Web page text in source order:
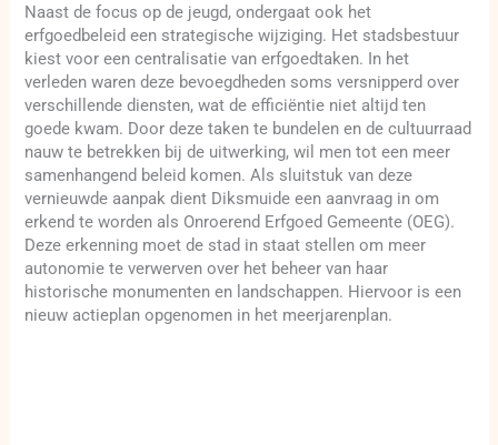
Naast de focus op de jeugd, ondergaat ook het
erfgoedbeleid een strategische wijziging. Het stadsbestuur
kiest voor een centralisatie van erfgoedtaken. In het
verleden waren deze bevoegdheden soms versnipperd over
verschillende diensten, wat de efficiëntie niet altijd ten
goede kwam. Door deze taken te bundelen en de cultuurraad
nauw te betrekken bij de uitwerking, wil men tot een meer
samenhangend beleid komen. Als sluitstuk van deze
vernieuwde aanpak dient Diksmuide een aanvraag in om
erkend te worden als Onroerend Erfgoed Gemeente (OEG).
Deze erkenning moet de stad in staat stellen om meer
autonomie te verwerven over het beheer van haar
historische monumenten en landschappen. Hiervoor is een
nieuw actieplan opgenomen in het meerjarenplan.